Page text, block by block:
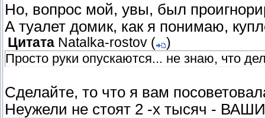
Но, вопрос мой, увы, был
А туалет домик, как я понимаю,
Цитата Natalka-rostov (
)
Просто руки опускаются... не знаю, что
Сделайте, то что я вам
Неужели не стоят 2 -х тысяч -